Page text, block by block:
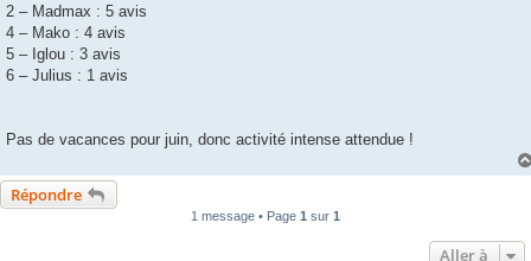
2 – Madmax : 5 avis
4 – Mako : 4 avis
5 – Iglou : 3 avis
6 – Julius : 1 avis
Pas de vacances pour juin, donc activité intense attendue !
Répondre
1 message • Page 1 sur 1
Aller à